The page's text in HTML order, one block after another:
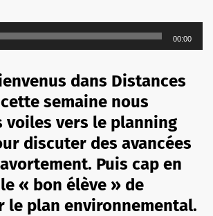
00:00
dans Distances
semaine nous
voiles vers le planning
discuter des avancées
Puis cap en
« bon élève » de
le plan environnemental.